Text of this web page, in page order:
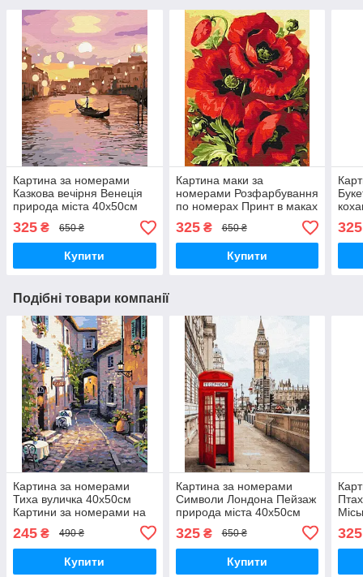
Картина за номерами
Казкова вечірня Венеція
природа міста 40х50см
Brushme BS32456
325 ₴ 650 ₴
Купити
Картина маки за
номерами Розфарбування
по номерах Принт в маках
Brushme BS52284
325₴ 650 ₴
Купити
325
Подібні товари компанії
Картина за номерами
Тиха вуличка 40х50см
Картини за номерами на
Brushme BS4659
245 ₴ 490 ₴
Купити
Картина за номерами
Символи Лондона Пейзаж
природа міста 40х50см
Brushme BS26716
325₴ 650 ₴
Купити
325